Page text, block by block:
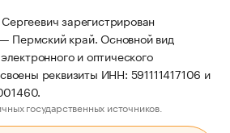
зарегистрирован
Пермский край. Основной вид
и оптического
реквизиты ИНН: 591111417106 и
государственных источников.